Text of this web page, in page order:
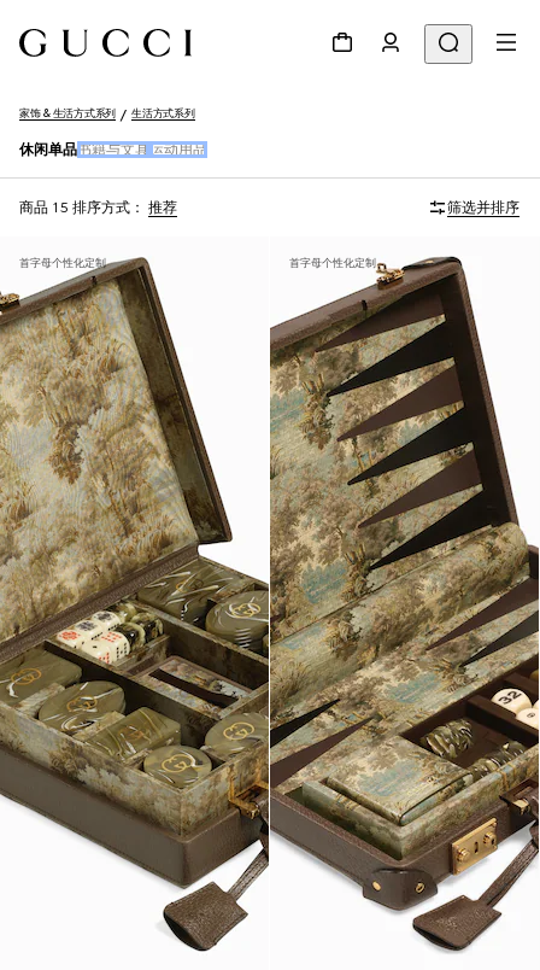
家饰 & 生活方式系列 生活方式系列
休闲单品 书籍与文具 运动用品
商品 15 排序方式： 推荐 筛选并排序
首字母个性化定制 首字母个性化定制